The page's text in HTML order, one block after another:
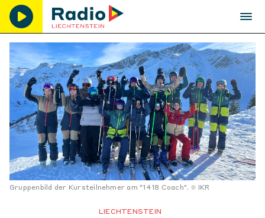
Gruppenbild der Kursteilnehmer am "1418 Coach". IKR
LIECHTENSTEIN